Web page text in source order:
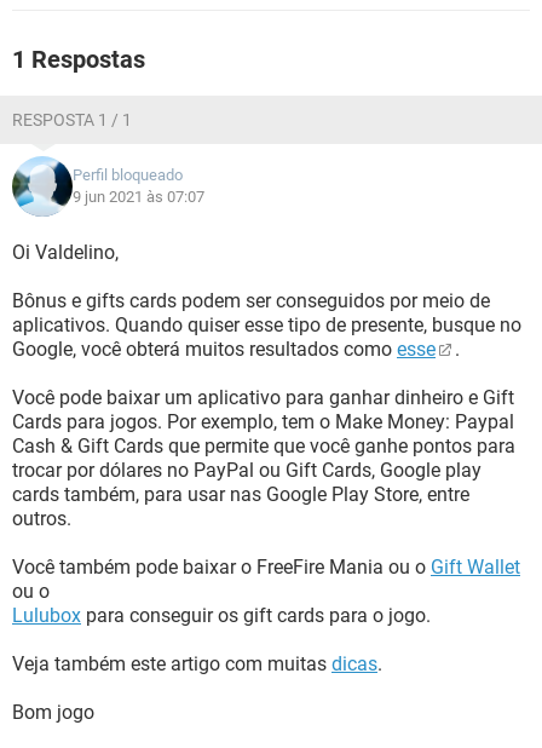
GUIA DE COMPRAS
1 Respostas
RESPOSTA 1 / 1
Perfil bloqueado
9 jun 2021 às 07:07
Oi Valdelino,
Bônus e gifts cards podem ser conseguidos por meio de
aplicativos. Quando quiser esse tipo de presente, busque no
Google, você obterá muitos resultados como esse .
Você pode baixar um aplicativo para ganhar dinheiro e Gift
Cards para jogos. Por exemplo, tem o Make Money: Paypal
Cash & Gift Cards que permite que você ganhe pontos para
trocar por dólares no PayPal ou Gift Cards, Google play
cards também, para usar nas Google Play Store, entre
outros.
Você também pode baixar o FreeFire Mania ou o Gift Wallet
ou o
Lulubox para conseguir os gift cards para o jogo.
Veja também este artigo com muitas dicas.
Bom jogo